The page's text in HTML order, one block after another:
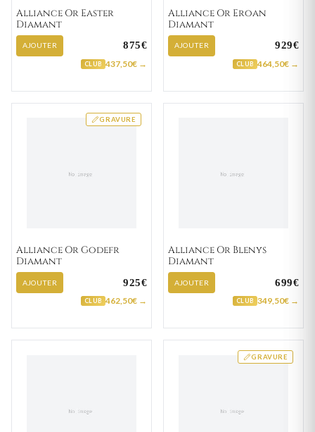
Alliance Or Easter
Diamant
AJOUTER 875€
CLUB 437,50€ →
Alliance Or Eroan
Diamant
AJOUTER 929€
CLUB 464,50€ →
GRAVURE
Alliance Or Godefr
Diamant
AJOUTER 925€
CLUB 462,50€ →
Alliance Or Blenys
Diamant
AJOUTER 699€
CLUB 349,50€ →
GRAVURE